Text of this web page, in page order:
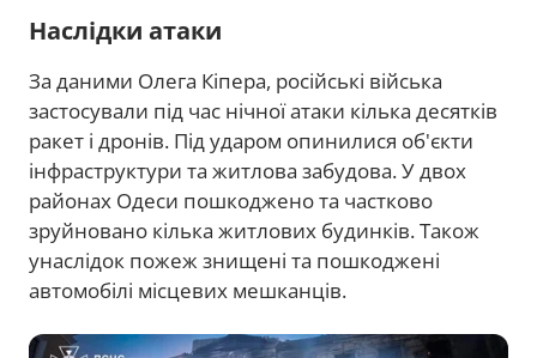
Наслідки атаки
За даними Олега Кіпера, російські війська
застосували під час нічної атаки кілька десятків
ракет і дронів. Під ударом опинилися об'єкти
інфраструктури та житлова забудова. У двох
районах Одеси пошкоджено та частково
зруйновано кілька житлових будинків. Також
унаслідок пожеж знищені та пошкоджені
автомобілі місцевих мешканців.